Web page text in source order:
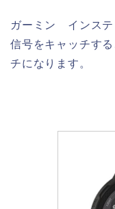
ガーミン インステ
信号をキャッチす
チになります。